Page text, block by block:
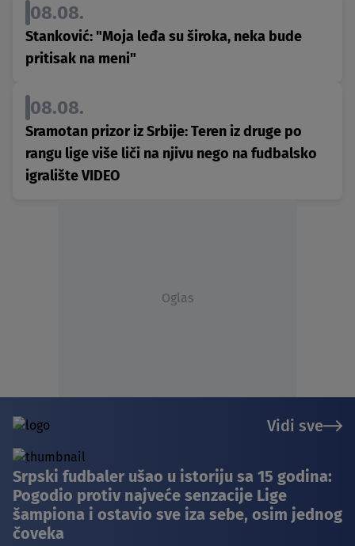
08.08.
Stanković: "Moja leđa su široka, neka bude
pritisak na meni"
08.08.
Sramotan prizor iz Srbije: Teren iz druge po
rangu lige više liči na njivu nego na fudbalsko
igralište VIDEO
Oglas
Vidi sve
Srpski fudbaler ušao u istoriju sa 15 godina:
Pogodio protiv najveće senzacije Lige
šampiona i ostavio sve iza sebe, osim jednog
čoveka